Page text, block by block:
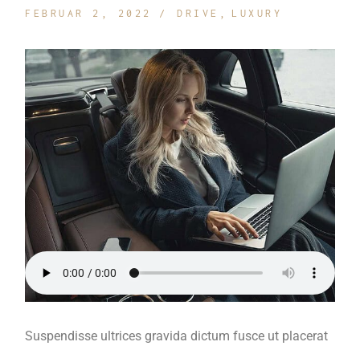
FEBRUAR 2, 2022 DRIVE LUXURY
Suspendisse ultrices gravida dictum fusce ut placerat